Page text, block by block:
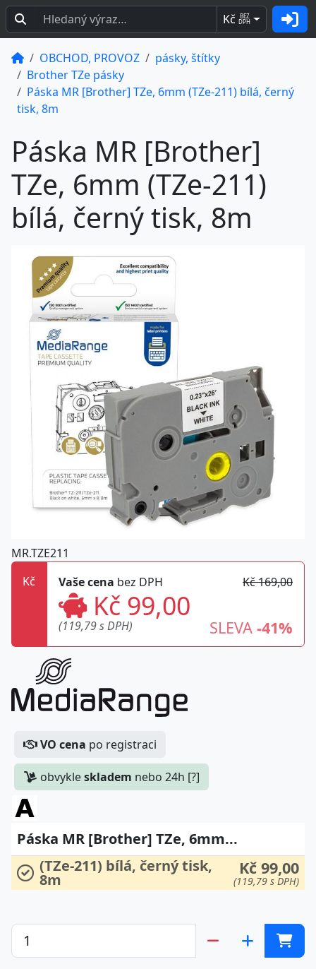
Kč BEZ
DPH
OBCHOD, PROVOZ
pásky, štítky
Brother TZe pásky
Páska MR [Brother] TZe, 6mm (TZe-211) bílá, černý
tisk, 8m
Páska MR [Brother]
TZe, 6mm (TZe-211)
bílá, černý tisk, 8m
MR.TZE211
Kč
Vaše cena bez DPH Kč 169,00
Kč 99,00
(119,79 s DPH) SLEVA -41%
VO cena po registraci
obvykleskladem nebo 24h [?]
Páska MR [Brother] TZe, 6mm...
(TZe-211) bílá, černý tisk,
8m
Kč 99,00
(119,79 s DPH)